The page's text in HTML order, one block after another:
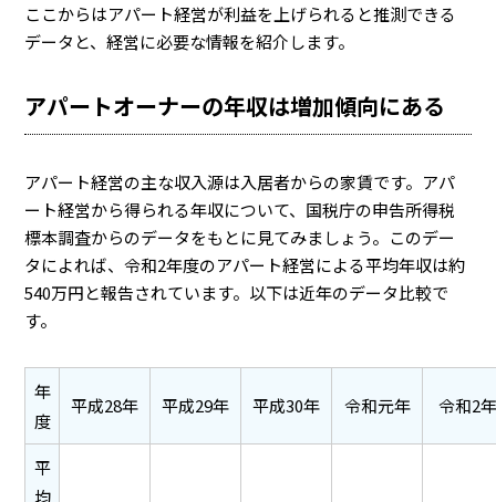
ここからはアパート経営が利益を上げられると推測できる
データと、経営に必要な情報を紹介します。
アパートオーナーの年収は増加傾向にある
アパート経営の主な収入源は入居者からの家賃です。アパ
ート経営から得られる年収について、国税庁の申告所得税
標本調査からのデータをもとに見てみましょう。このデー
タによれば、令和2年度のアパート経営による平均年収は約
540万円と報告されています。以下は近年のデータ比較で
す。
年
度
平成28年 平成29年 平成30年 令和元年 令和2
平
均